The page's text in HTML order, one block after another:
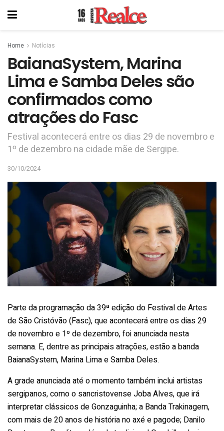
Home Notícias
BaianaSystem, Marina
Lima e Samba Deles são
confirmados como
atrações do Fasc
Festival acontecerá entre os dias 29 de novembro e
1º de dezembro na cidade mãe de Sergipe.
30/10/2024
Parte da programação da 39ª edição do Festival de Artes
de São Cristóvão (Fasc), que acontecerá entre os dias 29
de novembro e 1º de dezembro, foi anunciada nesta
semana. E, dentre as principais atrações, estão a banda
BaianaSystem, Marina Lima e Samba Deles.
A grade anunciada até o momento também inclui artistas
sergipanos, como o sancristovense Joba Alves, que irá
interpretar clássicos de Gonzaguinha; a Banda Trakinagem,
com mais de 20 anos de história no axé e pagode; Danilo